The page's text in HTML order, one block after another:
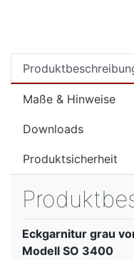
Maße & Hinweise
Downloads
Produktsicherheit
Eckgarnitur grau
Modell SO 3400